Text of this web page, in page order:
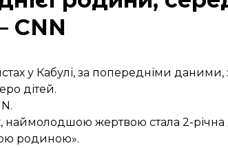
CNN
у Кабулі, за попередніми даними,
дітей.
наймолодшою жертвою стала 2-річна
родиною».